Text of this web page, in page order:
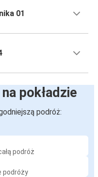
01
pokładzie
podróż:
podróż
podróży